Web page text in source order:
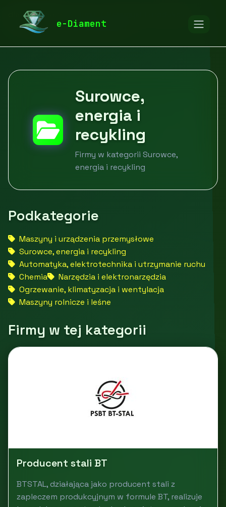
e-Diament
diamentspa.pl
Surowce, energia i recykling
Surowce,
energia i
recykling
Firmy w kategorii Surowce,
energia i recykling
Podkategorie
Maszyny i urządzenia przemysłowe
Surowce, energia i recykling
Automatyka, elektrotechnika i utrzymanie ruchu
Chemia
Narzędzia i elektronarzędzia
Ogrzewanie, klimatyzacja i wentylacja
Maszyny rolnicze i leśne
Firmy w tej kategorii
Producent stali BT
BTSTAL, działająca jako producent stali z
zapleczem produkcyjnym w formule BT, realizuje